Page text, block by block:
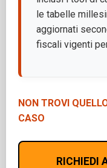
le tabelle
aggiornati
fiscali vigenti
NON TROVI
CASO
RICHIEDI